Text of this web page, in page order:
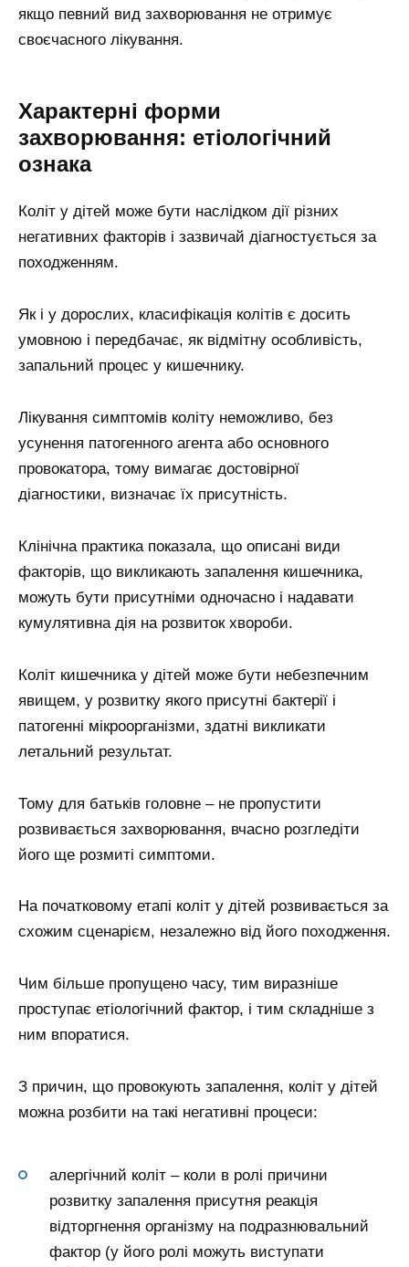
якщо певний вид захворювання не отримує
своєчасного лікування.
Характерні форми
захворювання: етіологічний
ознака
Коліт у дітей може бути наслідком дії різних
негативних факторів і зазвичай діагностується за
походженням.
Як і у дорослих, класифікація колітів є досить
умовною і передбачає, як відмітну особливість,
запальний процес у кишечнику.
Лікування симптомів коліту неможливо, без
усунення патогенного агента або основного
провокатора, тому вимагає достовірної
діагностики, визначає їх присутність.
Клінічна практика показала, що описані види
факторів, що викликають запалення кишечника,
можуть бути присутніми одночасно і надавати
кумулятивна дія на розвиток хвороби.
Коліт кишечника у дітей може бути небезпечним
явищем, у розвитку якого присутні бактерії і
патогенні мікроорганізми, здатні викликати
летальний результат.
Тому для батьків головне – не пропустити
розвивається захворювання, вчасно розгледіти
його ще розмиті симптоми.
На початковому етапі коліт у дітей розвивається за
схожим сценарієм, незалежно від його походження.
Чим більше пропущено часу, тим виразніше
проступає етіологічний фактор, і тим складніше з
ним впоратися.
З причин, що провокують запалення, коліт у дітей
можна розбити на такі негативні процеси:
алергічний коліт – коли в ролі причини
розвитку запалення присутня реакція
відторгнення організму на подразнювальний
фактор (у його ролі можуть виступати